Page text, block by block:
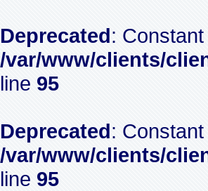
Deprecated:
/var/www/clients/
line 95
Deprecated:
/var/www/clients/
line 95